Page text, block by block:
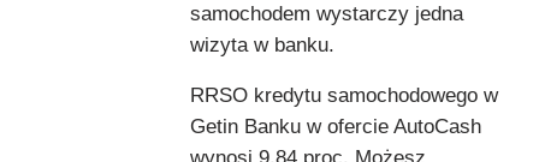
samochodem wystarczy jedna
wizyta w banku.
RRSO kredytu samochodowego w
Getin Banku w ofercie AutoCash